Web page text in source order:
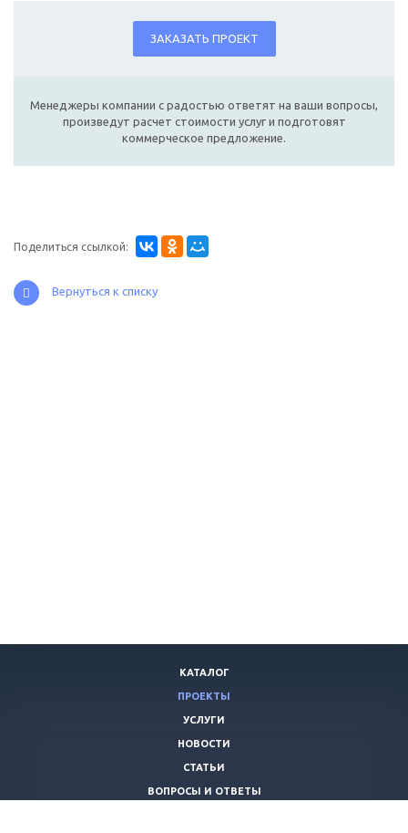
ЗАКАЗАТЬ ПРОЕКТ
Менеджеры компании с радостью ответят на ваши вопросы,
произведут расчет стоимости услуг и подготовят
коммерческое предложение.
Поделиться ссылкой:
Вернуться к списку
КАТАЛОГ
ПРОЕКТЫ
УСЛУГИ
НОВОСТИ
СТАТЬИ
ВОПРОСЫ И ОТВЕТЫ